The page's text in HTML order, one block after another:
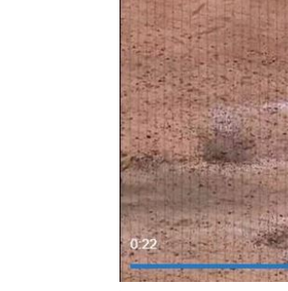
台灣彩券開獎直播中
LIVE三立+24小時直播
三立iNEWS新聞台線上
商場戰國來臨 台中「
台彩父親節推新刮刮樂
「拍片人的多重宇宙
8國球員齊聚高雄